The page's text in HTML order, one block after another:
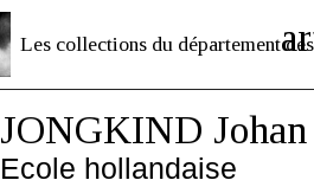
Les collections du département des
JONGKIND
Ecole hollandaise